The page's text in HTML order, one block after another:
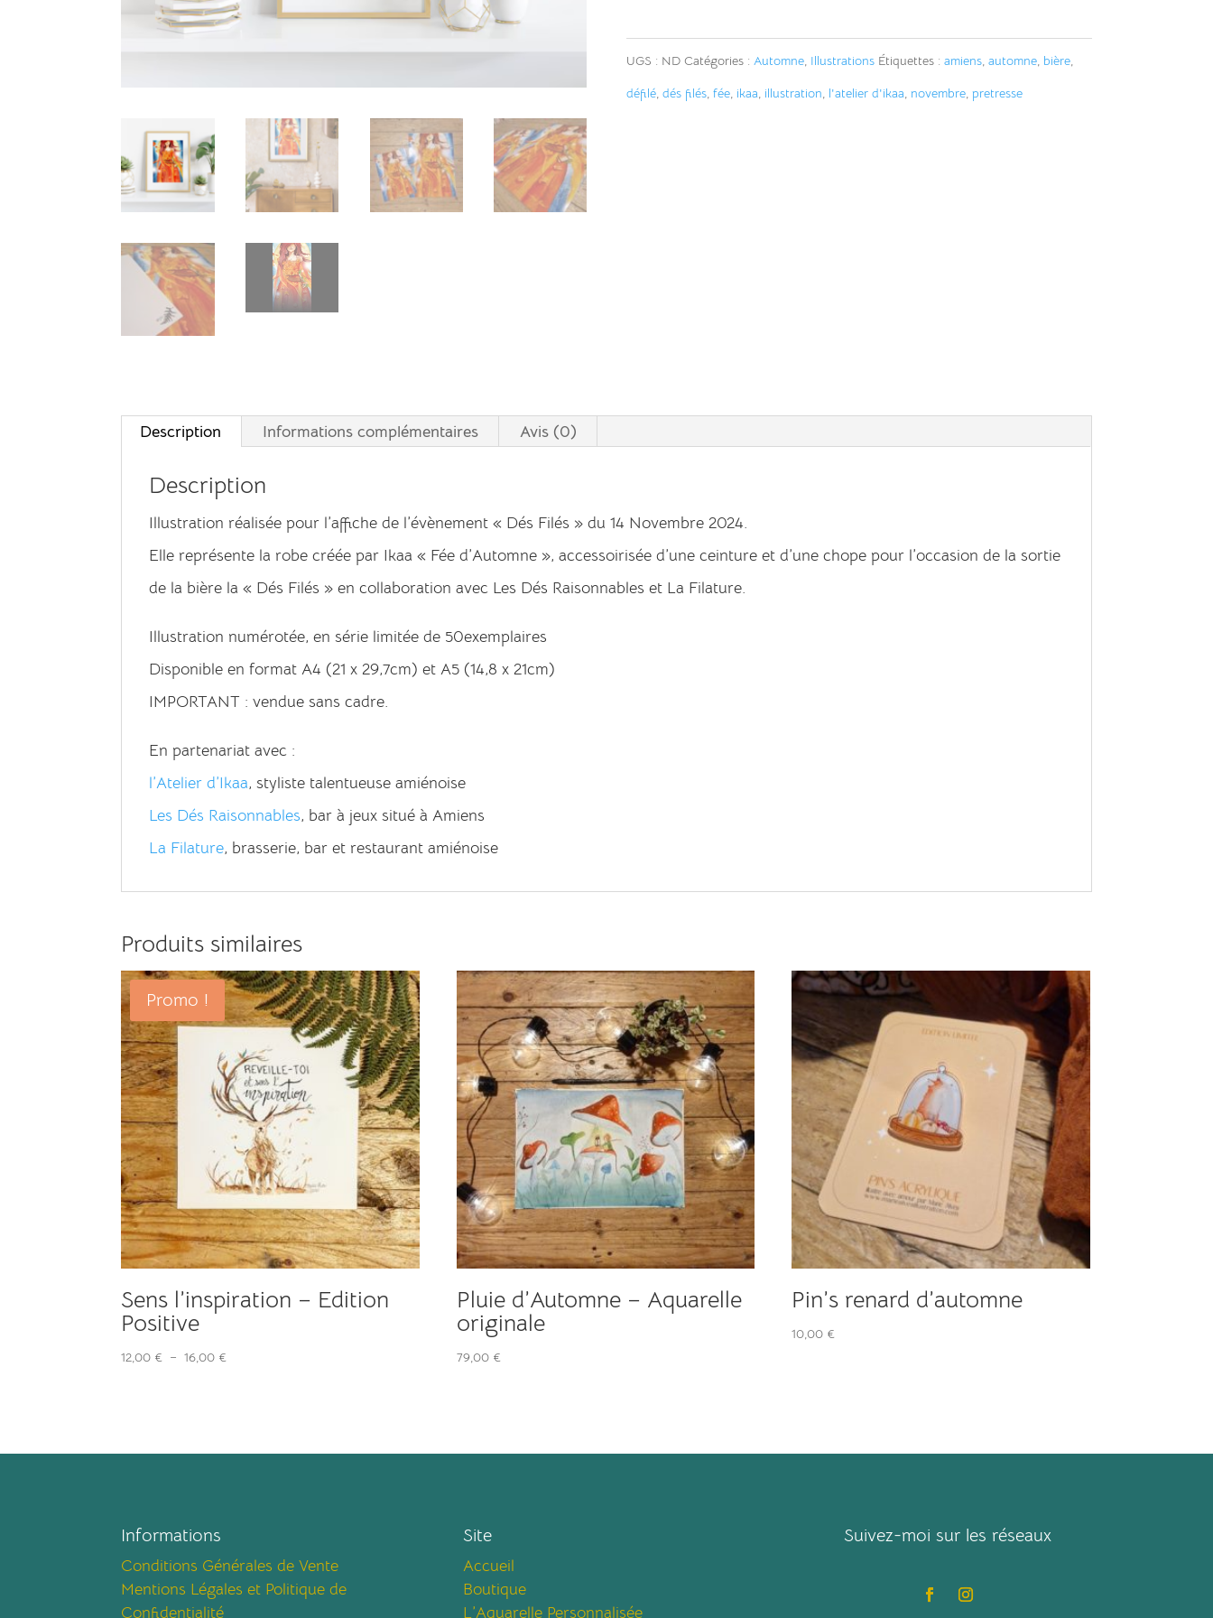
UGS : ND Catégories : Automne, Illustrations Étiquettes : amiens, automne, bière,
défilé, dés filés, fée, ikaa, illustration, l'atelier d'ikaa, novembre, pretresse
Description Informations complémentaires Avis (0)
Description
Illustration réalisée pour l’affiche de l’évènement « Dés Filés » du 14 Novembre 2024.
Elle représente la robe créée par Ikaa « Fée d’Automne », accessoirisée d’une ceinture et d’une chope pour l’occasion de la sortie
de la bière la « Dés Filés » en collaboration avec Les Dés Raisonnables et La Filature.
Illustration numérotée, en série limitée de 50exemplaires
Disponible en format A4 (21 x 29,7cm) et A5 (14,8 x 21cm)
IMPORTANT : vendue sans cadre.
En partenariat avec :
l’Atelier d’Ikaa, styliste talentueuse amiénoise
Les Dés Raisonnables, bar à jeux situé à Amiens
La Filature, brasserie, bar et restaurant amiénoise
Produits similaires
Promo !
Sens l’inspiration – Edition
Positive
12,00 € – 16,00 €
Pluie d’Automne – Aquarelle
originale
79,00 €
Pin’s renard d’automne
10,00 €
Informations
Conditions Générales de Vente
Mentions Légales et Politique de
Confidentialité
Site
Accueil
Boutique
L’Aquarelle Personnalisée
Suivez-moi sur les réseaux